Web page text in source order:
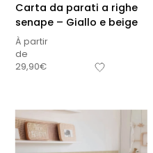
Carta da parati a righe
senape – Giallo e beige
À partir
de
29,90€